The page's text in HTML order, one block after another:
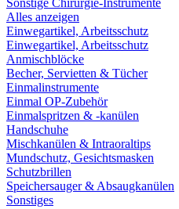
Sonstige Chirurgie-Instrumente
Alles anzeigen
Einwegartikel, Arbeitsschutz
Einwegartikel, Arbeitsschutz
Anmischblöcke
Becher, Servietten & Tücher
Einmalinstrumente
Einmal OP-Zubehör
Einmalspritzen & -kanülen
Handschuhe
Mischkanülen & Intraoraltips
Mundschutz, Gesichtsmasken
Schutzbrillen
Speichersauger & Absaugkanülen
Sonstiges